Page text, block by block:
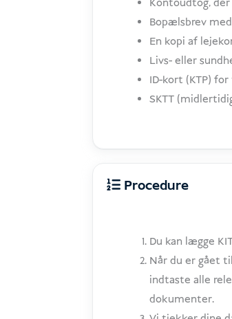
Bopælsbrev
En kopi af
Livs- eller
ID-kort (KTP)
SKTT
Procedure
Du kan lægge
Når du er gået
indtaste alle
dokumenter.